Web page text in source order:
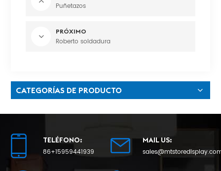
Puñetazos
PRÓXIMO
Roberto soldadura
CATEGORÍAS DE PRODUCTO
TELÉFONO:
86+15959441939
MAIL US: